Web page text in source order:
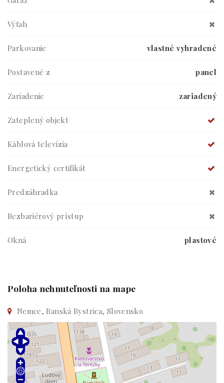
Výťah
Parkovanie vlastné vyhradené
Postavené z panel
Zariadenie zariadený
Zateplený objekt
Káblová televízia
Energetický certifikát
Predzáhradka
Bezbariérový prístup
Okná plastové
Poloha nehnuteľnosti na mape
Nemce, Banská Bystrica, Slovensko